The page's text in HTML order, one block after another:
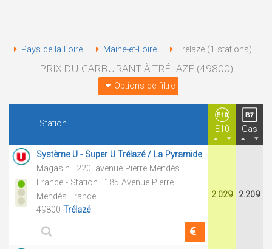
Pays de la Loire Maine-et-Loire Trélazé (1 stations)
PRIX DU CARBURANT À TRÉLAZÉ (49800)
Options de filtre
Station
E10 Gas
Système U - Super U Trélazé / La Pyramide
Magasin : 220, avenue Pierre Mendès
France - Station : 185 Avenue Pierre
Mendès France
49800 Trélazé
2.029 2.209